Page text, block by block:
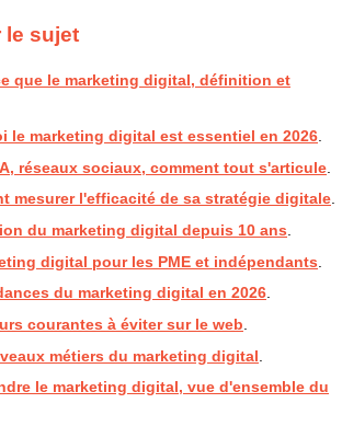
le sujet
que le marketing digital, définition et
le marketing digital est essentiel en 2026
réseaux sociaux, comment tout s'articule
mesurer l'efficacité de sa stratégie digitale.
du marketing digital depuis 10 ans
digital pour les PME et indépendants
du marketing digital en 2026.
courantes à éviter sur le web
métiers du marketing digital
le marketing digital, vue d'ensemble du